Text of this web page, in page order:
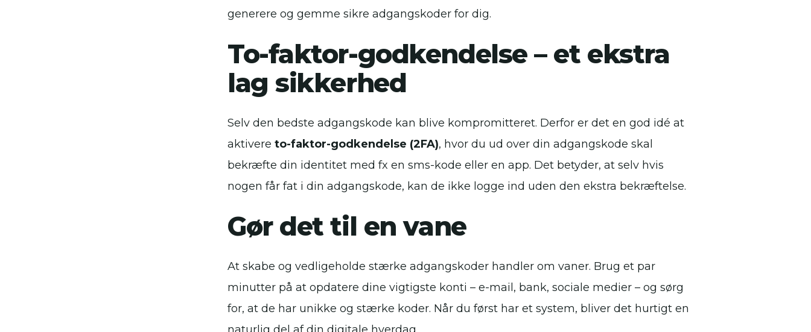
generere og gemme sikre adgangskoder for dig.
To-faktor-godkendelse – et ekstra
lag sikkerhed
Selv den bedste adgangskode kan blive kompromitteret. Derfor er det en god idé at
aktivere to-faktor-godkendelse (2FA), hvor du ud over din adgangskode skal
bekræfte din identitet med fx en sms-kode eller en app. Det betyder, at selv hvis
nogen får fat i din adgangskode, kan de ikke logge ind uden den ekstra bekræftelse.
Gør det til en vane
At skabe og vedligeholde stærke adgangskoder handler om vaner. Brug et par
minutter på at opdatere dine vigtigste konti – e-mail, bank, sociale medier – og sørg
for, at de har unikke og stærke koder. Når du først har et system, bliver det hurtigt en